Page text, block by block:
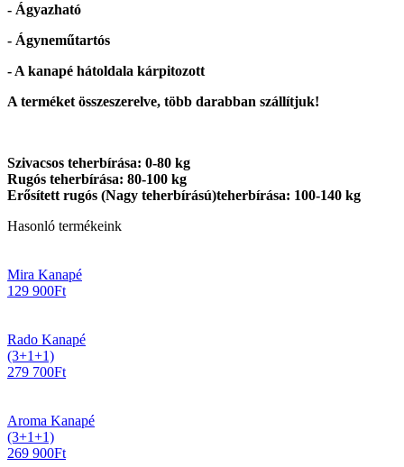
- Ágyazható
- Ágyneműtartós
- A kanapé hátoldala kárpitozott
A terméket összeszerelve, több darabban szállítjuk!
Szivacsos teherbírása: 0-80 kg
Rugós teherbírása: 80-100 kg
Erősített rugós (Nagy teherbírású)teherbírása: 100-140 kg
Hasonló termékeink
Mira Kanapé
129 900Ft
Rado Kanapé
(3+1+1)
279 700Ft
Aroma Kanapé
(3+1+1)
269 900Ft